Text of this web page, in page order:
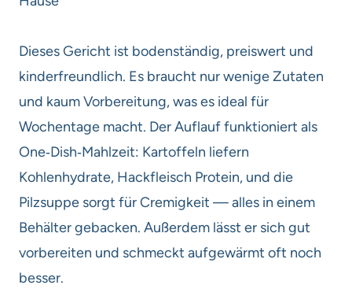
Dieses Gericht ist bodenständig, preiswert und
kinderfreundlich. Es braucht nur wenige Zutaten
und kaum Vorbereitung, was es ideal für
Wochentage macht. Der Auflauf funktioniert als
One‑Dish‑Mahlzeit: Kartoffeln liefern
Kohlenhydrate, Hackfleisch Protein, und die
Pilzsuppe sorgt für Cremigkeit — alles in einem
Behälter gebacken. Außerdem lässt er sich gut
vorbereiten und schmeckt aufgewärmt oft noch
besser.